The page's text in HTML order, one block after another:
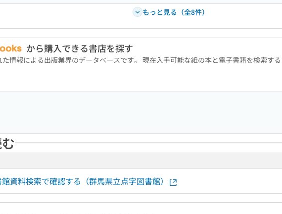
もっと見る（全8件）
から購入できる書店を探す
情報による出版業界のデータベースです。 現在入手可能な紙の本と電子書籍を検索する
資料検索で確認する（群馬県立点字図書館）